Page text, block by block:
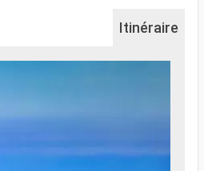
Itinéraire